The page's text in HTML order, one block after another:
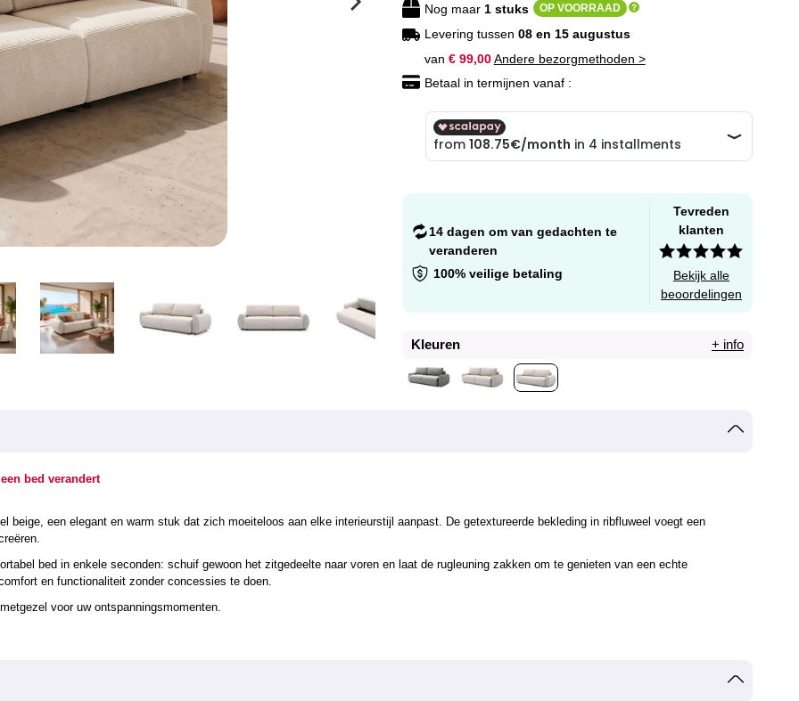
Nog maar 1stuks OP VOORRAAD
Levering tussen 08 en 15 augustus
van € 99,00 Andere bezorgmethoden >
Betaal in termijnen vanaf :
14 dagen om van gedachten te
veranderen
100% veilige betaling
Tevreden
klanten
Bekijk alle
beoordelingen
Kleuren + info
bed verandert
beige, een elegant en warm stuk dat zich moeiteloos aan elke interieurstijl aanpast. De getextureerde bekleding in ribfluweel voegt een
bed in enkele seconden: schuif gewoon het zitgedeelte naar voren en laat de rugleuning zakken om te genieten van een echte
en functionaliteit zonder concessies te doen.
voor uw ontspanningsmomenten.